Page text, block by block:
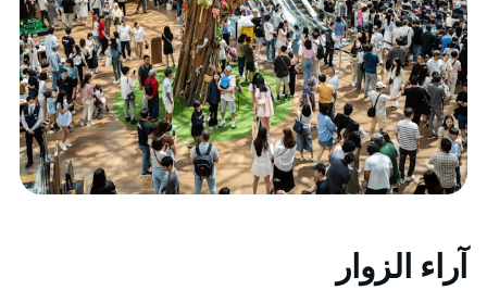
آراء الزوار